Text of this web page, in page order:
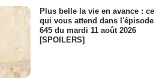
Plus belle la vie en avance : ce
qui vous attend dans l'épisode
645 du mardi 11 août 2026
[SPOILERS]